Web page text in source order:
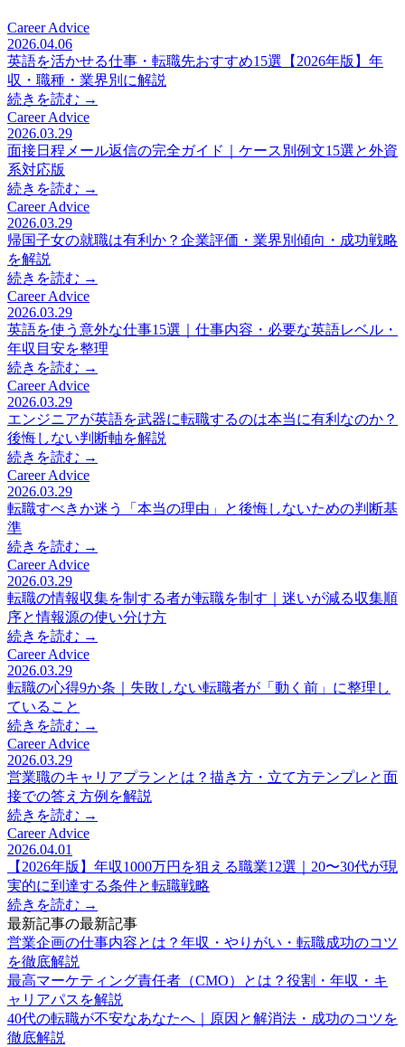
Career Advice
2026.04.06
英語を活かせる仕事・転職先おすすめ15選【2026年版】年
収・職種・業界別に解説
続きを読む →
Career Advice
2026.03.29
面接日程メール返信の完全ガイド｜ケース別例文15選と外資
系対応版
続きを読む →
Career Advice
2026.03.29
帰国子女の就職は有利か？企業評価・業界別傾向・成功戦略
を解説
続きを読む →
Career Advice
2026.03.29
英語を使う意外な仕事15選｜仕事内容・必要な英語レベル・
年収目安を整理
続きを読む →
Career Advice
2026.03.29
エンジニアが英語を武器に転職するのは本当に有利なのか？
後悔しない判断軸を解説
続きを読む →
Career Advice
2026.03.29
転職すべきか迷う「本当の理由」と後悔しないための判断基
準
続きを読む →
Career Advice
2026.03.29
転職の情報収集を制する者が転職を制す｜迷いが減る収集順
序と情報源の使い分け方
続きを読む →
Career Advice
2026.03.29
転職の心得9か条｜失敗しない転職者が「動く前」に整理し
ていること
続きを読む →
Career Advice
2026.03.29
営業職のキャリアプランとは？描き方・立て方テンプレと面
接での答え方例を解説
続きを読む →
Career Advice
2026.04.01
【2026年版】年収1000万円を狙える職業12選｜20〜30代が現
実的に到達する条件と転職戦略
続きを読む →
最新記事の最新記事
営業企画の仕事内容とは？年収・やりがい・転職成功のコツ
を徹底解説
最高マーケティング責任者（CMO）とは？役割・年収・キ
ャリアパスを解説
40代の転職が不安なあなたへ｜原因と解消法・成功のコツを
徹底解説